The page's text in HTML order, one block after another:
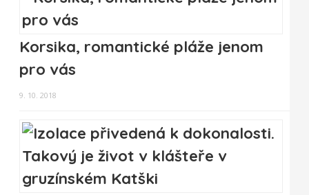
Korsika, romantické pláže jenom
pro vás
9. 10. 2018